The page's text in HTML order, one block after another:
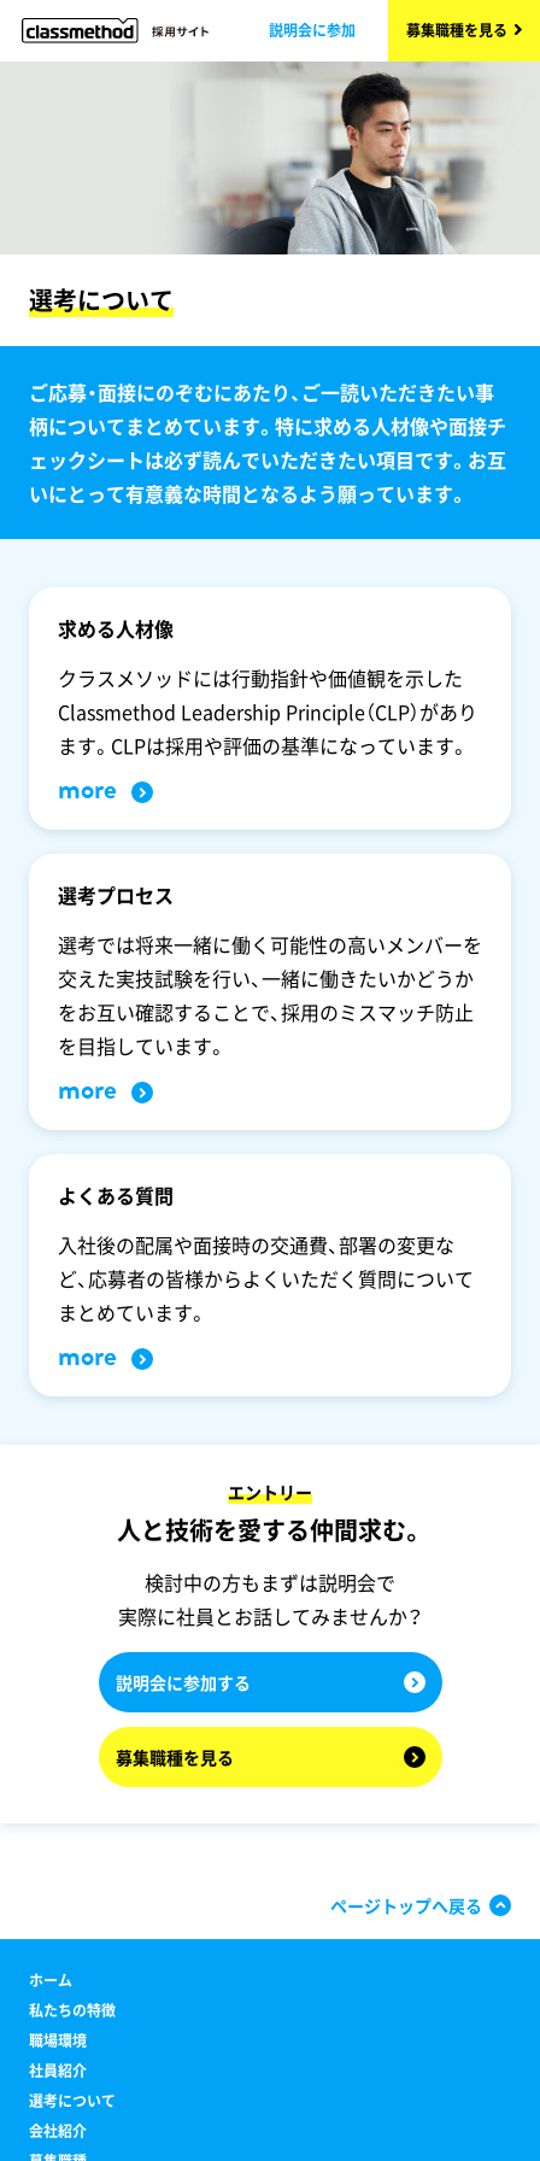
説明会に参加 募集職種を見る
選考について
ご応募・面接にのぞむにあたり、ご一読いただきたい事
柄についてまとめています。特に求める人材像や面接チ
ェックシートは必ず読んでいただきたい項目です。お互
いにとって有意義な時間となるよう願っています。
求める人材像
クラスメソッドには行動指針や価値観を示した
Classmethod Leadership Principle（CLP）があり
ます。CLPは採用や評価の基準になっています。
more
選考プロセス
選考では将来一緒に働く可能性の高いメンバーを
交えた実技試験を行い、一緒に働きたいかどうか
をお互い確認することで、採用のミスマッチ防止
を目指しています。
more
よくある質問
入社後の配属や面接時の交通費、部署の変更な
ど、応募者の皆様からよくいただく質問について
まとめています。
more
エントリー
人と技術を愛する仲間求む。
検討中の方もまずは説明会で
実際に社員とお話してみませんか？
説明会に参加する
募集職種を見る
ページトップへ戻る
ホーム
私たちの特徴
職場環境
社員紹介
選考について
会社紹介